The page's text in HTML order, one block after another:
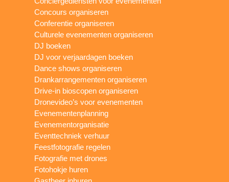
Concours organiseren
Conferentie organiseren
Culturele evenementen organiseren
DJ boeken
DJ voor verjaardagen boeken
Dance shows organiseren
Drankarrangementen organiseren
Drive-in bioscopen organiseren
Dronevideo’s voor evenementen
Evenementenplanning
Evenementorganisatie
Eventtechniek verhuur
Feestfotografie regelen
Fotografie met drones
Fotohokje huren